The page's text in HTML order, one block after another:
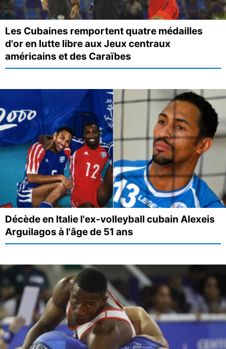
Les Cubaines remportent quatre médailles
d'or en lutte libre aux Jeux centraux
américains et des Caraïbes
Décède en Italie l'ex-volleyball cubain Alexeis
Arguilagos à l'âge de 51 ans